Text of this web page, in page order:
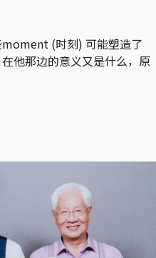
(时刻) 可能塑造了
他那边的意义又是什么，原